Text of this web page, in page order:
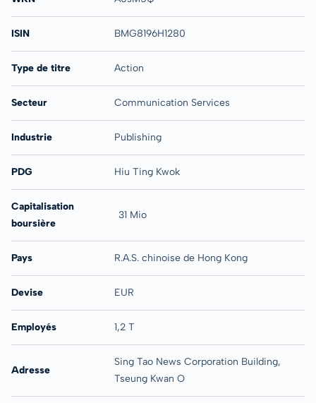
ISIN BMG8196H1280
Type de titre Action
Secteur Communication Services
Industrie Publishing
PDG Hiu Ting Kwok
Capitalisation
boursière
31 Mio
Pays R.A.S. chinoise de Hong Kong
Devise EUR
Employés 1,2 T
Adresse
Sing Tao News Corporation Building,
Tseung Kwan O